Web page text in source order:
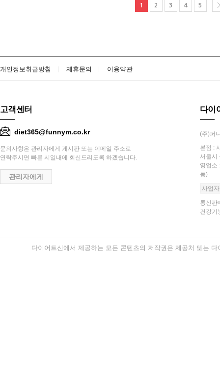
1 2 3 4 5
개인정보취급방침 제휴문의 이용약관
고객센터
diet365@funnym.co.kr
문의사항은 관리자에게 게시판 또는 이메일 주소로
연락주시면 빠른 시일내에 회신드리도록 하겠습니다.
관리자에게
다이
(주)퍼
본점 :
서울시
영업소
동)
사업
통신판
건강기
다이어트신에서 제공하는 모든 콘텐츠의 저작권은 제공처 또는